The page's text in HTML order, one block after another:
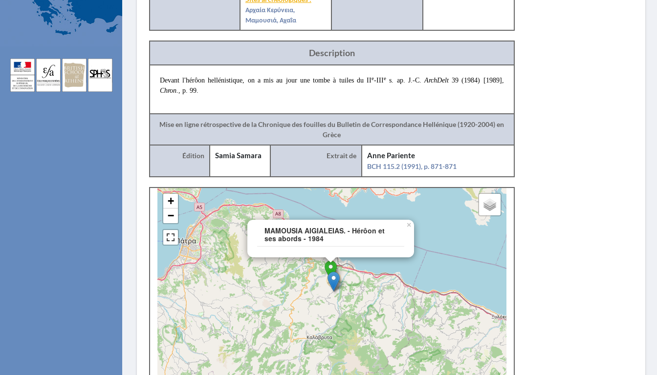
Αρχαία Κερύνεια,
Μαμουσιά, Αχαΐα
Description
Devant l'hérôon hellénistique, on a mis au jour une tombe à tuiles du IIe-IIIe s. ap. J.-C.ArchDelt39 (1984) [1989],
Chron., p. 99.
Mise en ligne rétrospective de la Chronique des fouilles du Bulletin de Correspondance Hellénique (1920-2004) en
Grèce
Édition Samia Samara Extrait de
Anne Pariente
BCH 115.2 (1991), p. 871-871
MAMOUSIA AIGIALEIAS. - Hérôon et
ses abords - 1984
×
+
−